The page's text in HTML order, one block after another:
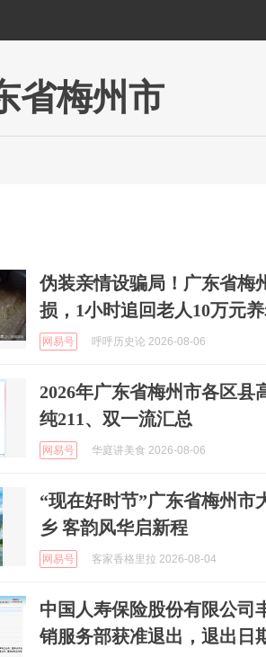
省梅州市
伪装亲情设骗局！广东省梅
损，1小时追回老人10万元
网易号 呼呼历史论 2026-08-06
2026年广东省梅州市各区县
纯211、双一流汇总
网易号 华庭讲美食 2026-08-06
“现在好时节”广东省梅州市
乡 客韵风华启新程
网易号 客家香格里拉 2026-08-04
中国人寿保险股份有限公司
销服务部获准退出，退出日